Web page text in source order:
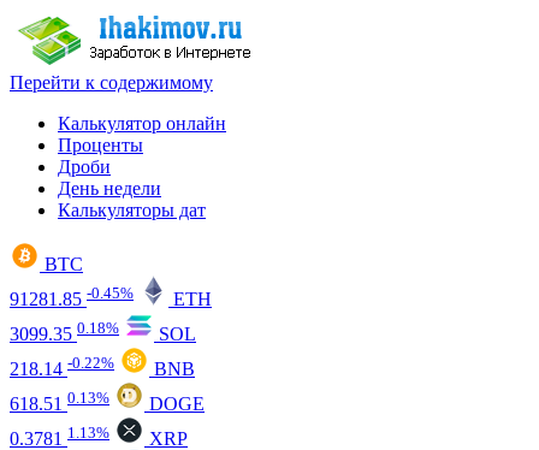
Перейти к содержимому
Калькулятор онлайн
Проценты
Дроби
День недели
Калькуляторы дат
BTC
91281.85 -0.45%
ETH
3099.35 0.18%
SOL
218.14 -0.22%
BNB
618.51 0.13%
DOGE
0.3781 1.13%
XRP